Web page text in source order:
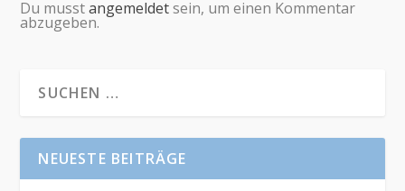
Du musstangemeldetsein, um einen Kommentar
abzugeben.
NEUESTE BEITRÄGE